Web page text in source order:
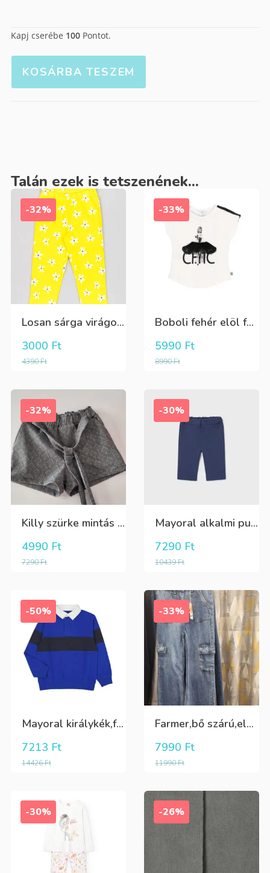
Kapj cserébe 100Pontot.
KOSÁRBA TESZEM
Talán ezek is tetszenének...
-32%
Losan sárga virágos 3/4-es leggings
4390Ft
3000 Ft
-33%
Boboli fehér elöl fekete tüll+gyöngyös csini póló
8990Ft
5990 Ft
-32%
Killy szürke mintás rövidnadrág
7290Ft
4990 Ft
-30%
Mayoral alkalmi puha kék élre vasalt nadrág, behúzható derékrésszel
10439Ft
7290 Ft
-50%
Mayoral királykék,fehér galléros hosszú ujjú póló Tini fiúknak
14426Ft
7213 Ft
-33%
Farmer,bő szárú,elöl és oldalt zsebes lány nadrág
11990Ft
7990 Ft
-30% -26%